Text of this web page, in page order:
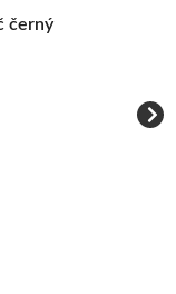
černý